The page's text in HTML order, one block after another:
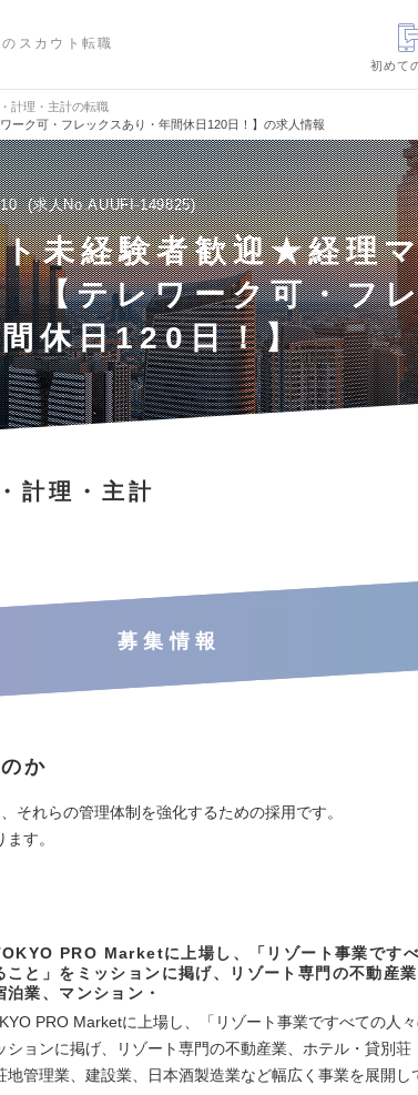
スカウト転職
初めて
計理・主計の転職
ク可・フレックスあり・年間休日120日！】の求人情報
求人No.AUUFI-149825
未経験者歓迎★経理
【テレワーク可・フ
休日120日！】
計理・主計
募集情報
か
それらの管理体制を強化するための採用です。
す。
PRO Marketに上場し、「リゾート事業です
こと」をミッションに掲げ、リゾート専門の不動産
業、マンション・
PRO Marketに上場し、「リゾート事業ですべての人
ションに掲げ、リゾート専門の不動産業、ホテル・貸別荘
管理業、建設業、日本酒製造業など幅広く事業を展開し